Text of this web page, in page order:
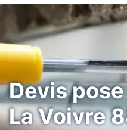
Devis
La Voivre